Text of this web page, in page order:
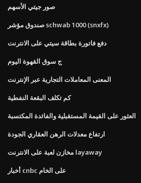
صور جيتي الأسهم
صندوق مؤشر schwab 1000 (snxfx)
دفع فاتورة بطاقة سيتي على الانترنت
ج سوق القهوة اليوم
المعنى المعاملات التجارية عبر الإنترنت
كم تكلف البقعة النفطية
العثور على القيمة المستقبلية والفائدة المكتسبة
ارتفاع معدلات الرهن العقاري الجودة
مخازن لعبة على الانترنت layaway
أخبار cnbc على الخام